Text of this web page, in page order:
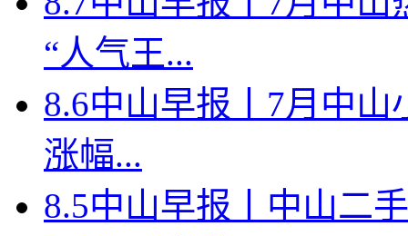
“人气王...
8.6中山早报丨7月中山
涨幅...
8.5中山早报丨中山二